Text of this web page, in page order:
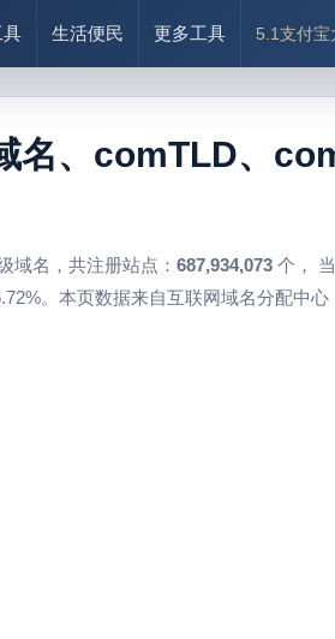
具 生活便民 更多工具 5.1支付宝
名、comTLD、
域名，共注册站点： 687,934,073 个，
。本页数据来自互联网域名分配中心